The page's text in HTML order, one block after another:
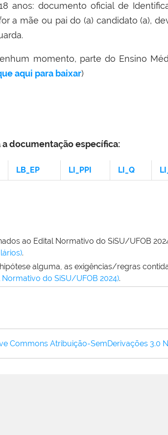
anos: documento oficial de
a mãe ou pai do (a) candidato (a),
momento, parte do Ensino
aqui para baixar)
documentação específica:
LB_ EP LI_PPI LI_ Q
ao Edital Normativo do SiSU/UFOB
.
alguma, as exigências/regras
do SiSU/UFOB 2024).
Commons Atribuição-SemDerivações 3.0